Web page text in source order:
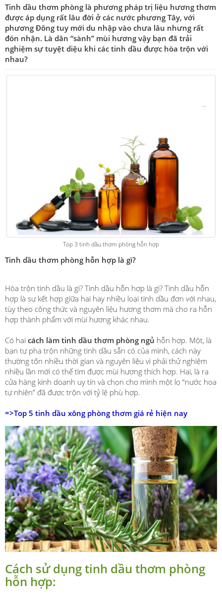
Tinh dầu thơm phòng là phương pháp trị liệu hương thơm
được áp dụng rất lâu đời ở các nước phương Tây, với
phương Đông tuy mới du nhập vào chưa lâu nhưng rất
đón nhận. Là dân “sành” mùi hương vậy bạn đã trải
nghiệm sự tuyệt diệu khi các tinh dầu được hòa trộn với
nhau?
Top 3 tinh dầu thơm phòng hỗn hợp
Tinh dầu thơm phòng hỗn hợp là gì?
Hòa trộn tinh dầu là gì? Tinh dầu hỗn hợp là gì? Tinh dầu hỗn
hợp là sự kết hợp giữa hai hay nhiều loại tinh dầu đơn với nhau,
tùy theo công thức và nguyên liệu hương thơm mà cho ra hỗn
hợp thành phẩm với mùi hương khác nhau.
Có hai cách làm tinh dầu thơm phòng ngủ hỗn hợp. Một, là
bạn tự pha trộn những tinh dầu sẵn có của mình, cách này
thường tốn nhiều thời gian và nguyên liệu vì phải thử nghiệm
nhiều lần mới có thể tìm được mùi hương thích hợp. Hai, là ra
cửa hàng kinh doanh uy tín và chọn cho mình một lọ “nước hoa
tự nhiên” đã được trộn với tỷ lệ phù hợp.
=>Top 5 tinh dầu xông phòng thơm giá rẻ hiện nay
Cách sử dụng tinh dầu thơm phòng
hỗn hợp: